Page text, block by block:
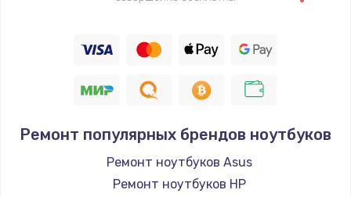
Ремонт популярных брендов ноутбуков
Ремонт ноутбуков Asus
Ремонт ноутбуков HP